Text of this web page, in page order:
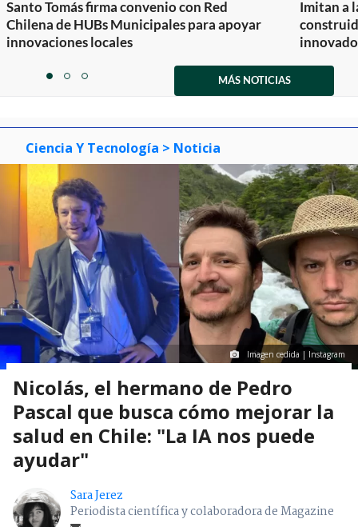
Santo Tomás firma convenio con Red
Chilena de HUBs Municipales para apoyar
innovaciones locales
Imitan a
itemitemitem
MÁS NOTICIAS
Ciencia Y Tecnología > Noticia
Imagen cedida | Instagram
Nicolás, el hermano de Pedro
Pascal que busca cómo mejorar la
salud en Chile: "La IA nos puede
ayudar"
Sara Jerez
Periodista científica y colaboradora de Magazine